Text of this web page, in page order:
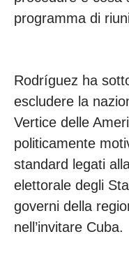
programma di
Rodríguez ha
escludere la
Vertice delle
politicamente
standard legati
elettorale degli
governi della
nell’invitare Cuba.